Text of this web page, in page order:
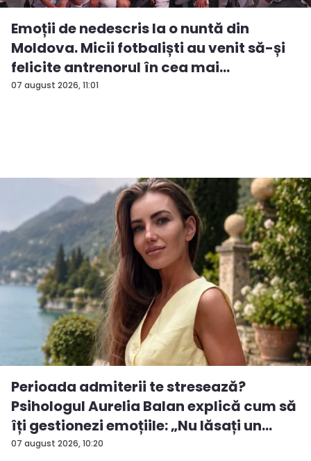
07 august 2026, 11:01
Emoții de nedescris la o nuntă din
Moldova. Micii fotbaliști au venit să-și
felicite antrenorul în cea mai
importan...
07 august 2026, 10:20
Perioada admiterii te stresează?
Psihologul Aurelia Balan explică cum să
îți gestionezi emoțiile: „Nu lăsați un
rezu...